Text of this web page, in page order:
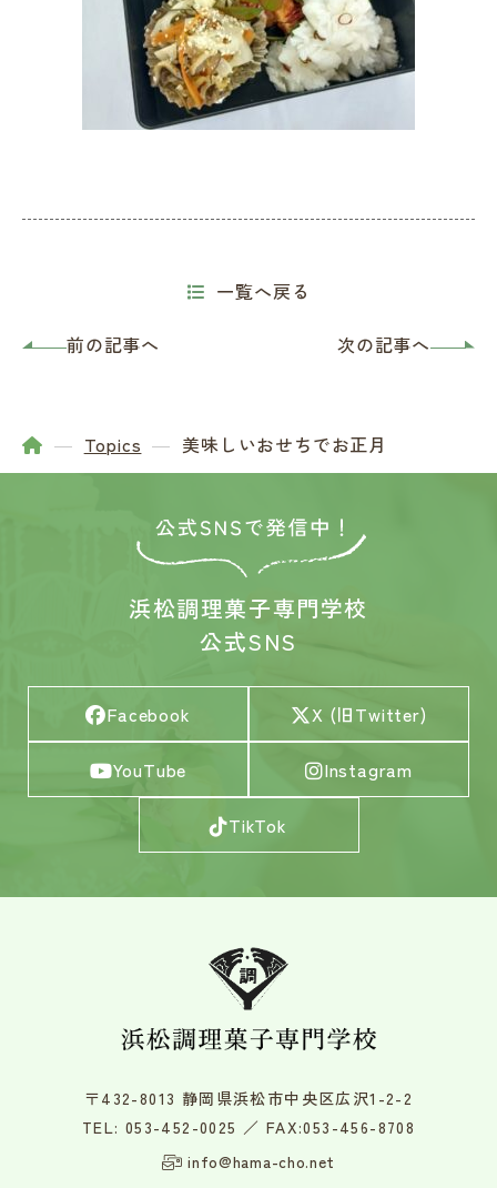
前の記事へ
一覧へ戻る
次の記事へ
Topics 美味しいおせちでお正月
浜松調理菓子専門学校
公式SNS
Facebook X (旧Twitter)
YouTube Instagram
TikTok
〒432-8013 静岡県浜松市中央区広沢1-2-2
TEL: 053-452-0025 ／ FAX:053-456-8708
info@hama-cho.net